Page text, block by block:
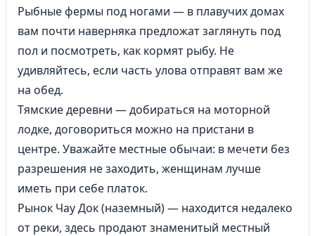
Рыбные фермы под ногами — в плавучих домах
вам почти наверняка предложат заглянуть под
пол и посмотреть, как кормят рыбу. Не
удивляйтесь, если часть улова отправят вам же
на обед.
Тямские деревни — добираться на моторной
лодке, договориться можно на пристани в
центре. Уважайте местные обычаи: в мечети без
разрешения не заходить, женщинам лучше
иметь при себе платок.
Рынок Чау Док (наземный) — находится недалеко
от реки, здесь продают знаменитый местный